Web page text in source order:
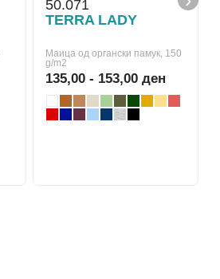
50.071
TERRA LADY
Маица од органски памук, 150
g/m2
135,00 - 153,00 ден